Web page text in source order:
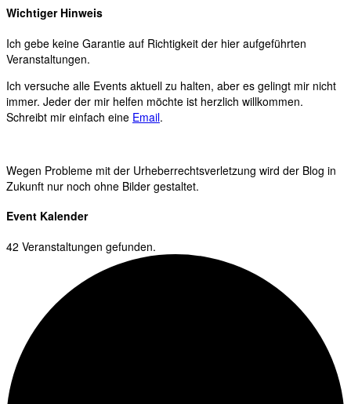
Wichtiger Hinweis
Ich gebe keine Garantie auf Richtigkeit der hier aufgeführten
Veranstaltungen.
Ich versuche alle Events aktuell zu halten, aber es gelingt mir nicht
immer. Jeder der mir helfen möchte ist herzlich willkommen.
Schreibt mir einfach eine Email.
Wegen Probleme mit der Urheberrechtsverletzung wird der Blog in
Zukunft nur noch ohne Bilder gestaltet.
Event Kalender
42 Veranstaltungen gefunden.